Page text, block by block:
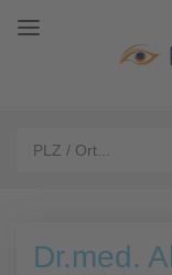
Dr.med.